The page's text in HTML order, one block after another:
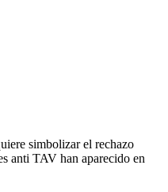
simbolizar el rechazo
anti TAV han aparecido en